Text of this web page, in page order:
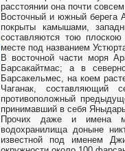
расстоянии она почти
Восточный и южный берега
покрыты камышами,
составляются тою
месте под названием
В восточной части моря
Барсакайтмас; а в
Барсакельмес, на коем
Чаганак, составляющий
противоположный
принимавший в себя
Прочих даже и имена
водохранилища доныне
известной под именем